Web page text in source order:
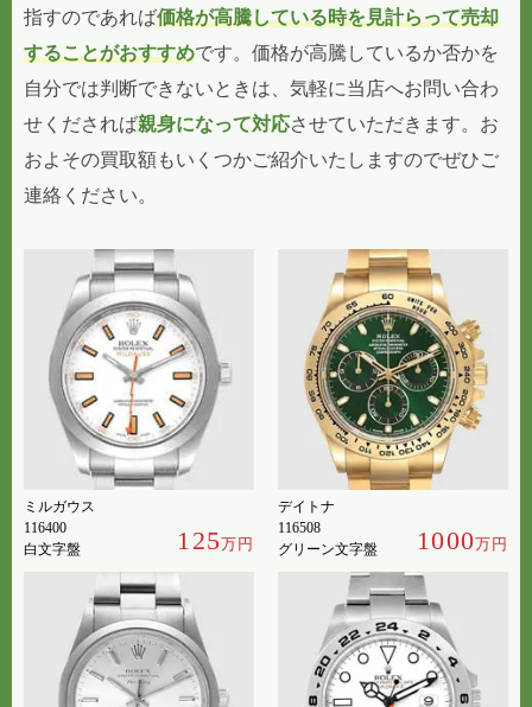
指すのであれば価格が高騰している時を見計らって売却
することがおすすめです。価格が高騰しているか否かを
自分では判断できないときは、気軽に当店へお問い合わ
せくだされば親身になって対応させていただきます。お
およその買取額もいくつかご紹介いたしますのでぜひご
連絡ください。
ミルガウス
116400
白文字盤
125万円
デイトナ
116508
グリーン文字盤
1000万円